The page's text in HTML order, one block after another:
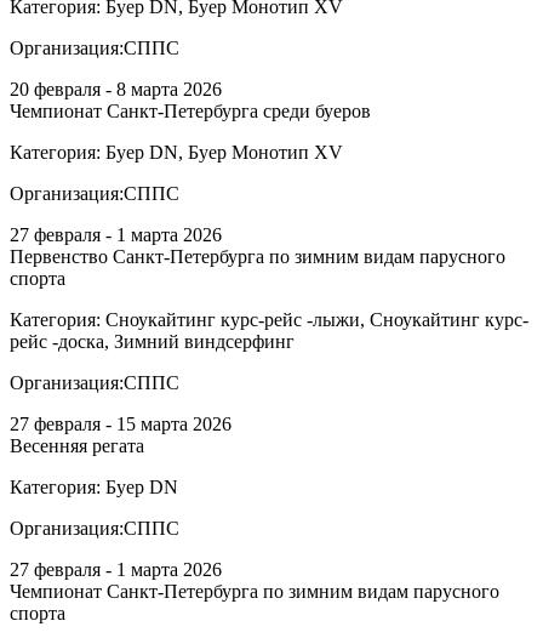
Категория: Буер DN, Буер Монотип XV
Организация:СППС
20 февраля - 8 марта 2026
Чемпионат Санкт-Петербурга среди буеров
Категория: Буер DN, Буер Монотип XV
Организация:СППС
27 февраля - 1 марта 2026
Первенство Санкт-Петербурга по зимним видам парусного
спорта
Категория: Сноукайтинг курс-рейс -лыжи, Сноукайтинг курс-
рейс -доска, Зимний виндсерфинг
Организация:СППС
27 февраля - 15 марта 2026
Весенняя регата
Категория: Буер DN
Организация:СППС
27 февраля - 1 марта 2026
Чемпионат Санкт-Петербурга по зимним видам парусного
спорта